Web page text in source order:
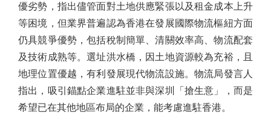
優劣勢，指出儘管面對土地供應緊張以及租金成本上升
等困境，但業界普遍認為香港在發展國際物流樞紐方面
仍具競爭優勢，包括稅制簡單、清關效率高、物流配套
及技術成熟等。選址洪水橋，因土地資源較為充裕，且
地理位置優越，有利發展現代物流設施。物流局發言人
指出，吸引錨點企業進駐並非與深圳「搶生意」，而是
希望已在其他地區布局的企業，能考慮進駐香港。